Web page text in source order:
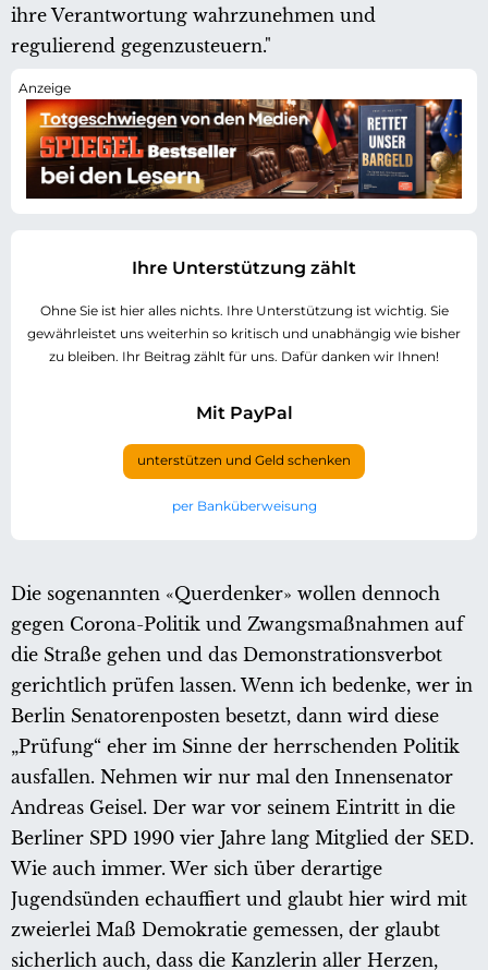
ihre Verantwortung wahrzunehmen und
regulierend gegenzusteuern."
Ihre Unterstützung zählt
Ohne Sie ist hier alles nichts. Ihre Unterstützung ist wichtig. Sie
gewährleistet uns weiterhin so kritisch und unabhängig wie bisher
zu bleiben. Ihr Beitrag zählt für uns. Dafür danken wir Ihnen!
Mit PayPal
unterstützen und Geld schenken
per Banküberweisung
Die sogenannten «Querdenker» wollen dennoch
gegen Corona-Politik und Zwangsmaßnahmen auf
die Straße gehen und das Demonstrationsverbot
gerichtlich prüfen lassen. Wenn ich bedenke, wer in
Berlin Senatorenposten besetzt, dann wird diese
„Prüfung“ eher im Sinne der herrschenden Politik
ausfallen. Nehmen wir nur mal den Innensenator
Andreas Geisel. Der war vor seinem Eintritt in die
Berliner SPD 1990 vier Jahre lang Mitglied der SED.
Wie auch immer. Wer sich über derartige
Jugendsünden echauffiert und glaubt hier wird mit
zweierlei Maß Demokratie gemessen, der glaubt
sicherlich auch, dass die Kanzlerin aller Herzen,